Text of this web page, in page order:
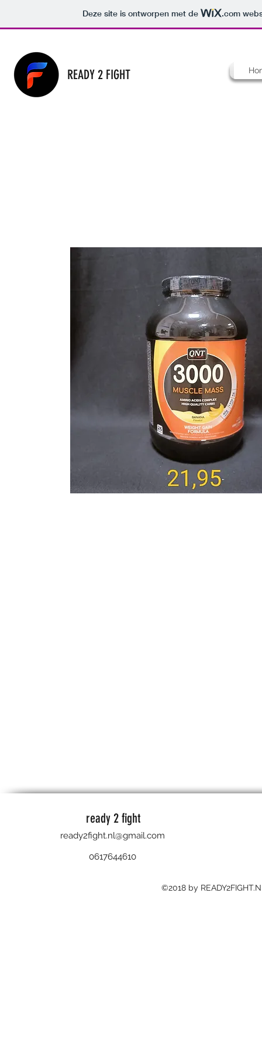
Deze site is ontworpen met de .com
READY 2 FIGHT
ready 2 fight
ready2fight.nl@gmail.com
0617644610
©2018 by